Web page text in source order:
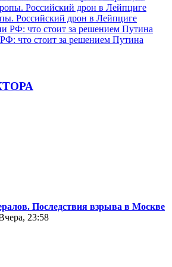
Российский дрон в Лейпциге
что стоит за решением Путина
Последствия взрыва в Москве
23:58